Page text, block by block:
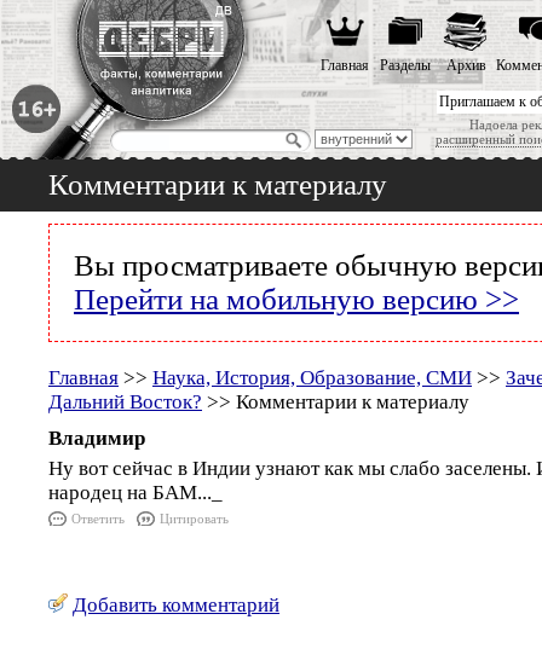
Приглашаем к
Надоела
расширенный
Главная Разделы Архив
Комментарии к материалу
Вы просматриваете обычную
Перейти на мобильную версию >>
Главная >> Наука, История, Образование, СМИ >>
Дальний Восток? >> Комментарии к материалу
Владимир
Ну вот сейчас в Индии узнают как мы слабо заселены.
народец на БАМ..._
Ответить Цитировать
Добавить комментарий